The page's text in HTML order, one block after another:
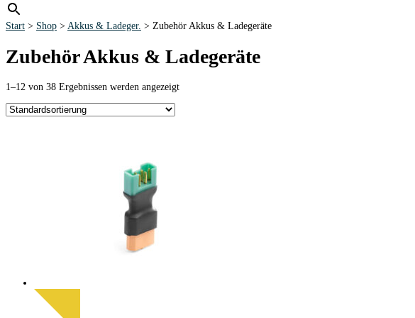
Start > Shop > Akkus & Ladeger. > Zubehör Akkus & Ladegeräte
Zubehör Akkus & Ladegeräte
1–12 von 38 Ergebnissen werden angezeigt